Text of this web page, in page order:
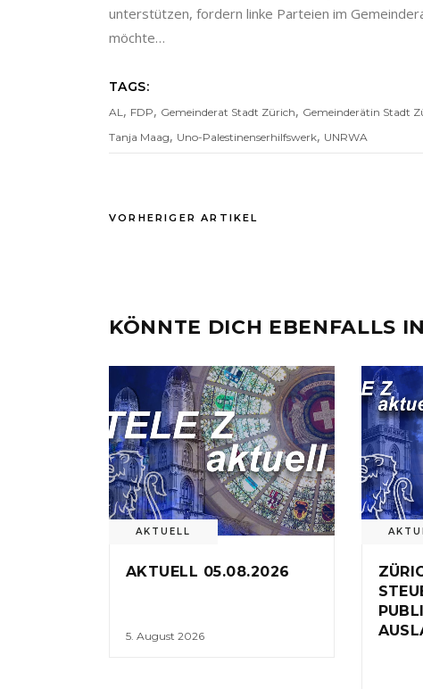
unterstützen, fordern linke Parteien im
möchte…
TAGS:
AL, FDP, Gemeinderat Stadt Zürich, Gemeinderätin Stadt
Tanja Maag, Uno-Palestinenserhilfswerk, UNRWA
VORHERIGER ARTIKEL
KÖNNTE DICH EBENFALLS
AKTUELL
AKTUELL 05.08.2026
5. August 2026